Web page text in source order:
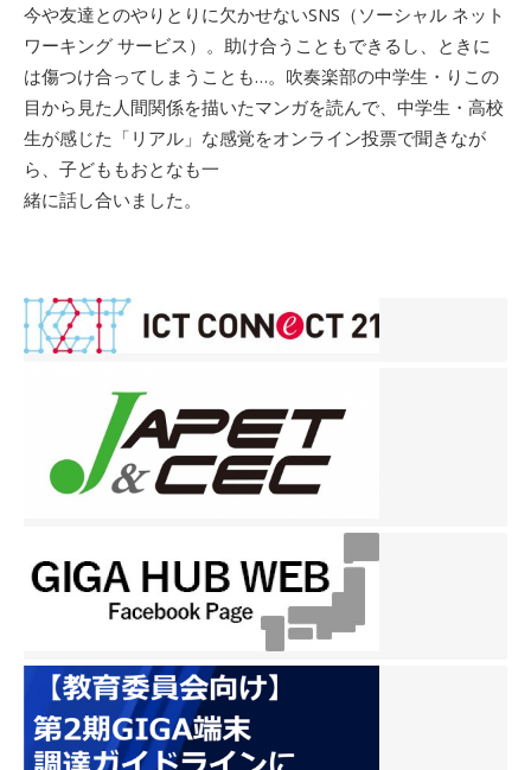
今や友達とのやりとりに欠かせないSNS（ソーシャル ネット
ワーキング サービス）。助け合うこともできるし、ときに
は傷つけ合ってしまうことも…。吹奏楽部の中学生・りこの
目から見た人間関係を描いたマンガを読んで、中学生・高校
生が感じた「リアル」な感覚をオンライン投票で聞きなが
ら、子どももおとなも一
緒に話し合いました。